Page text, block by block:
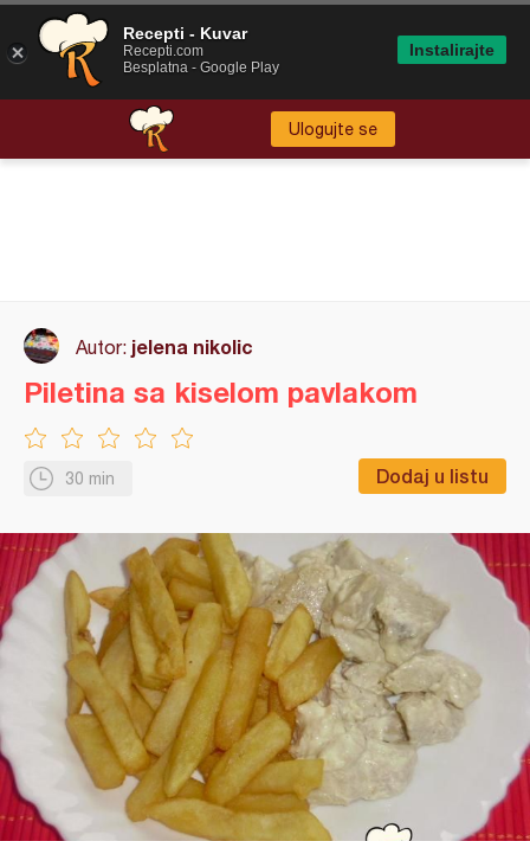
Ulogujte se
Autor: jelena nikolic
30 min Dodaj u listu
Piletina sa kiselom pavlakom
Recepti - Kuvar
Recepti.com
Besplatna - Google Play
Instalirajte